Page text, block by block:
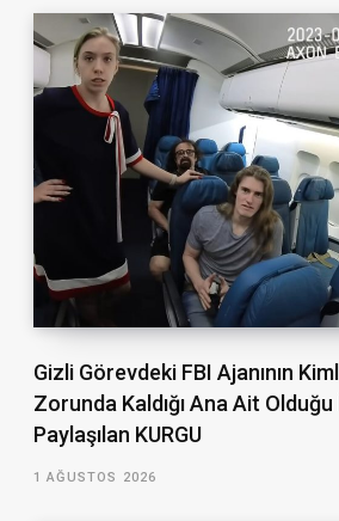
Gizli Görevdeki FBI Ajanının
Zorunda Kaldığı Ana Ait Olduğu
Paylaşılan KURGU
1 AĞUSTOS 2026